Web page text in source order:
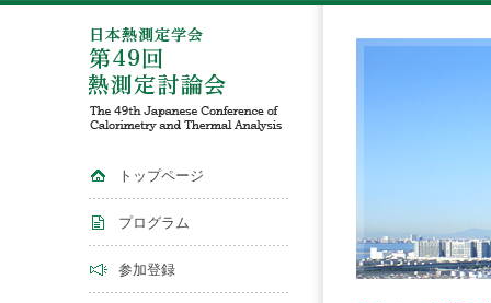
トップページ
プログラム
参加登録